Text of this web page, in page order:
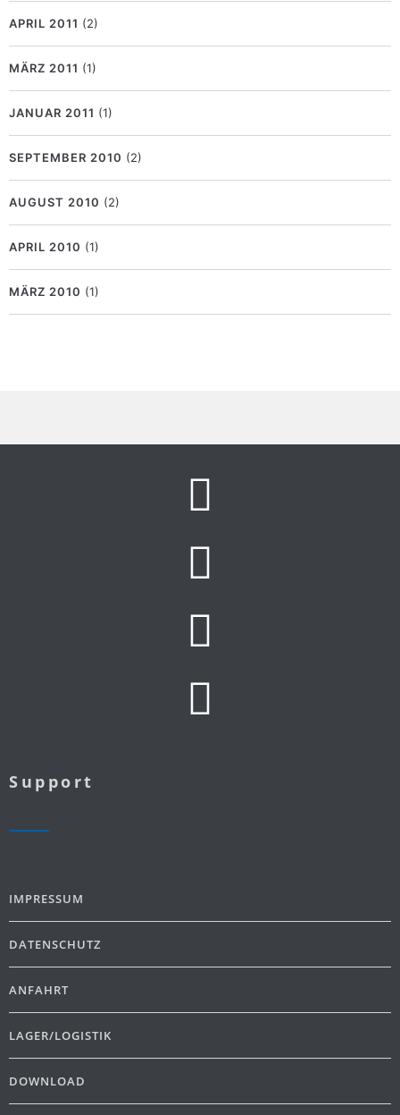
APRIL 2011 (2)
MÄRZ 2011 (1)
JANUAR 2011 (1)
SEPTEMBER 2010 (2)
AUGUST 2010 (2)
APRIL 2010 (1)
MÄRZ 2010 (1)
Support
IMPRESSUM
DATENSCHUTZ
ANFAHRT
LAGER/LOGISTIK
DOWNLOAD